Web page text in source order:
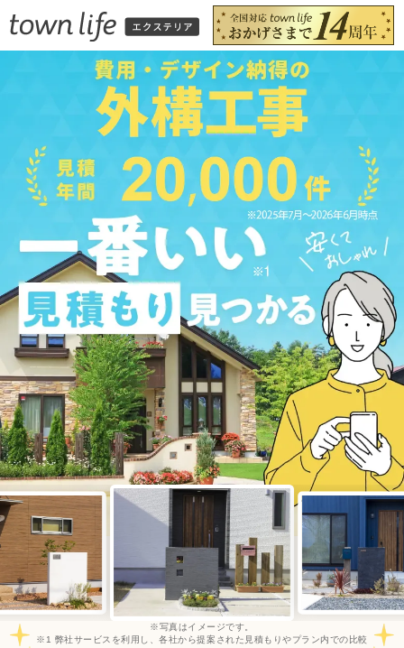
※写真はイメージです。
※1 弊社サービスを利用し、各社から提案された見積もりやプラン内での比較